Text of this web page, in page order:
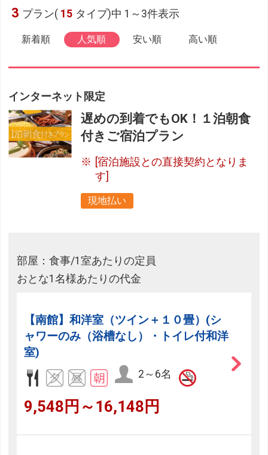
3 プラン( 15 タイプ)中 1～3件表示
新着順 人気順 安い順 高い順
インターネット限定
遅めの到着でもOK！１泊朝食
付きご宿泊プラン
[宿泊施設との直接契約となりま
す]
現地払い
部屋：食事/1室あたりの定員
おとな1名様あたりの代金
【南館】和洋室（ツイン＋１０畳）(シ
ャワーのみ（浴槽なし）・トイレ付和洋
室)
2～6名
9,548円～16,148円